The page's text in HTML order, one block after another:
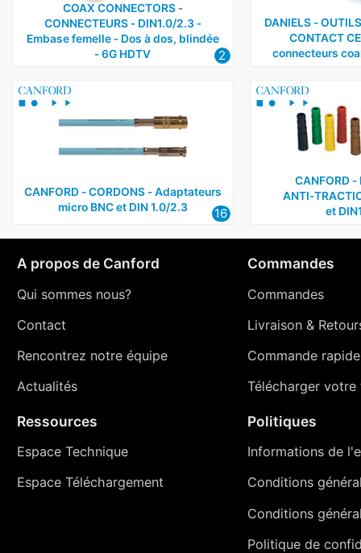
COAX CONNECTORS ‑
CONNECTEURS ‑ DIN1.0/2.3 ‑
Embase femelle ‑ Dos à dos, blindée
‑ 6G HDTV
2
DANIELS ‑
CONTACT
connecteurs
CANFORD ‑ CORDONS ‑ Adaptateurs
micro BNC et DIN 1.0/2.3
16
CANFORD
et
A propos de Canford
Qui sommes nous?
Contact
Rencontrez notre équipe
Actualités
Commandes
Commandes
Livraison&
Commande rapide
Télécharger votre
Ressources
Espace Technique
Espace Téléchargement
Politiques
Informations de
Conditions
Conditions
Politique de